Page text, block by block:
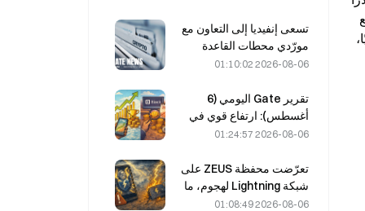
تسعى إنفيديا إلى التعاون مع
مورّدي محطات القاعدة
الصينيين المزوّدة بالذكاء
السادس (6G).
2026-08-06 01:10:02
تقرير Gate اليومي (6
أغسطس): ارتفاع قوي في
الأسهم الممتازة لشركة
ترفع توقعاتها للعام 2026
بأكمله
2026-08-06 01:24:57
تعرّضت محفظة ZEUS على
شبكة Lightning لهجوم، ما
أدى إلى توقّفها مؤقتًا عن
2026-08-06 01:08:49